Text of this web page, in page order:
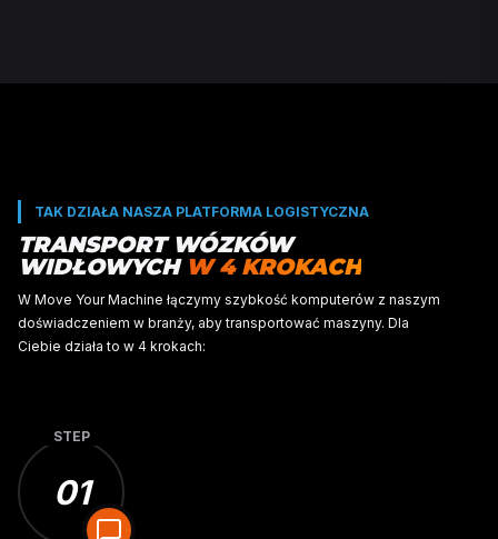
opiera się wyłącznie na faktach.
STEP
01